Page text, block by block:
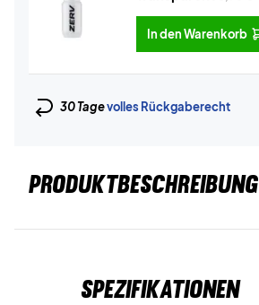
In den Warenkorb
30 Tagevolles Rückgaberecht
PRODUKTBESCHREIBUNG
Spezifikationen